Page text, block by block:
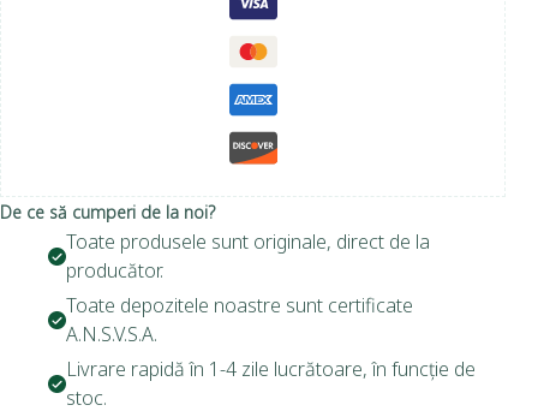
De ce să cumperi de la noi?
Toate produsele sunt originale, direct de la
producător.
Toate depozitele noastre sunt certificate
A.N.S.V.S.A.
Livrare rapidă în 1-4 zile lucrătoare, în funcție de
stoc.